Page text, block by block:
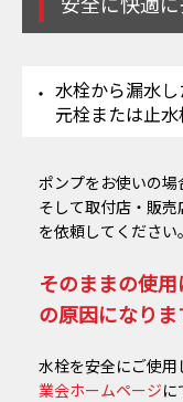
水栓から漏水し
元栓または止水
ポンプをお使いの場
そして取付店・販
を依頼してください。
そのままの使
の原因になりま
水栓を安全にご使
業会ホームページ